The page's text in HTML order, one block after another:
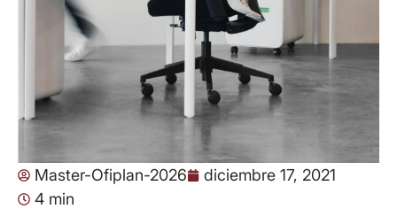
Master-Ofiplan-2026
diciembre 17, 2021
4 min